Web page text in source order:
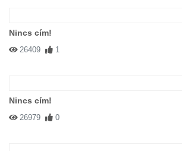
Nincs cím!
26409 1
Nincs cím!
26979 0